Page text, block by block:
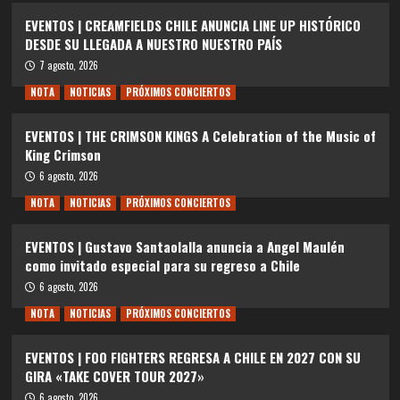
EVENTOS | CREAMFIELDS CHILE ANUNCIA LINE UP HISTÓRICO
DESDE SU LLEGADA A NUESTRO NUESTRO PAÍS
7 agosto, 2026
NOTA
NOTICIAS PRÓXIMOS CONCIERTOS
EVENTOS | THE CRIMSON KINGS A Celebration of the Music of
King Crimson
6 agosto, 2026
NOTA
NOTICIAS PRÓXIMOS CONCIERTOS
EVENTOS | Gustavo Santaolalla anuncia a Angel Maulén
como invitado especial para su regreso a Chile
6 agosto, 2026
NOTA
NOTICIAS PRÓXIMOS CONCIERTOS
EVENTOS | FOO FIGHTERS REGRESA A CHILE EN 2027 CON SU
GIRA «TAKE COVER TOUR 2027»
6 agosto, 2026